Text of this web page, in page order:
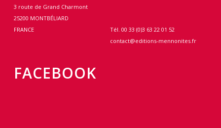
3 route de Grand Charmont
25200 MONTBÉLIARD
FRANCE
Tél. 00 33 (0)3 63 22 01 52
contact@editions-mennonites.fr
FACEBOOK